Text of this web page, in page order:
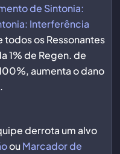
de Sintonia:
Interferência
os Ressonantes
1% de Regen. de
aumenta o dano
derrota um alvo
ouMarcador de